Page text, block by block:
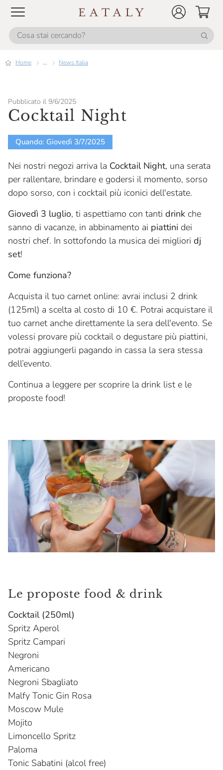
Home ... News Italia
Pubblicato il 9/6/2025
Cocktail Night
Quando: Giovedì 3/7/2025
Nei nostri negozi arriva la Cocktail Night, una serata
per rallentare, brindare e godersi il momento, sorso
dopo sorso, con i cocktail più iconici dell'estate.
Giovedì 3 luglio, ti aspettiamo con tanti drink che
sanno di vacanze, in abbinamento ai piattini dei
nostri chef. In sottofondo la musica dei migliori dj
set!
Come funziona?
Acquista il tuo carnet online: avrai inclusi 2 drink
(125ml) a scelta al costo di 10 €. Potrai acquistare il
tuo carnet anche direttamente la sera dell'evento. Se
volessi provare più cocktail o degustare più piattini,
potrai aggiungerli pagando in cassa la sera stessa
dell’evento.
Continua a leggere per scoprire la drink list e le
proposte food!
Le proposte food & drink
Cocktail (250ml)
Spritz Aperol
Spritz Campari
Negroni
Americano
Negroni Sbagliato
Malfy Tonic Gin Rosa
Moscow Mule
Mojito
Limoncello Spritz
Paloma
Tonic Sabatini (alcol free)